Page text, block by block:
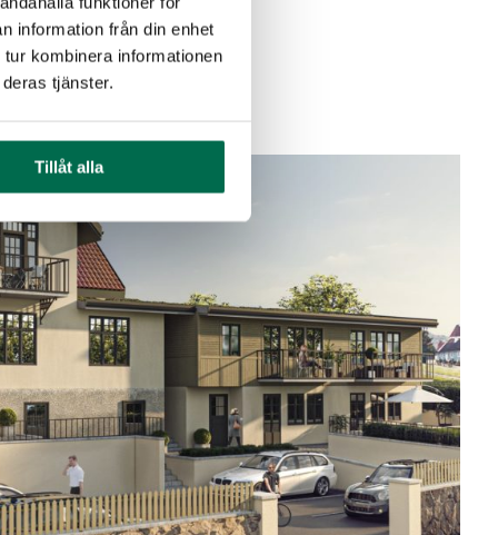
information från din enhet
kombinera informationen
tjänster.
Tillåt alla